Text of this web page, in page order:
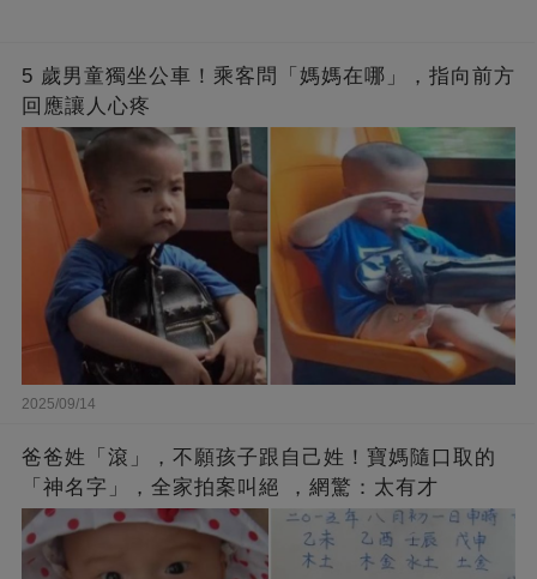
5 歲男童獨坐公車！乘客問「媽媽在哪」，指向前方
回應讓人心疼
2025/09/14
爸爸姓「滾」，不願孩子跟自己姓！寶媽隨口取的
「神名字」，全家拍案叫絕 ，網驚：太有才